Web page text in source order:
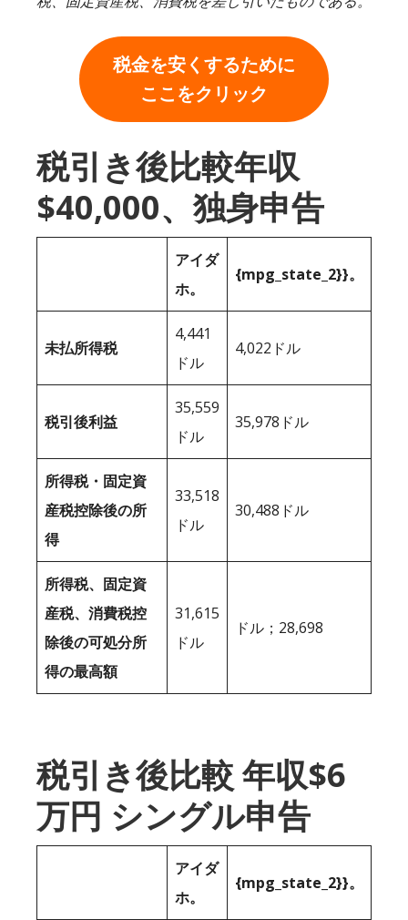
税金を安くするために
ここをクリック
税引き後比較年収
$40,000、独身申告
アイダ
ホ。
{mpg_state_2}}。
未払所得税
4,441
ドル
4,022ドル
税引後利益
35,559
ドル
35,978ドル
所得税・固定資
産税控除後の所
得
33,518
ドル
30,488ドル
所得税、固定資
産税、消費税控
除後の可処分所
得の最高額
31,615
ドル
ドル；28,698
税引き後比較 年収$6
万円 シングル申告
アイダ
ホ。
{mpg_state_2}}。